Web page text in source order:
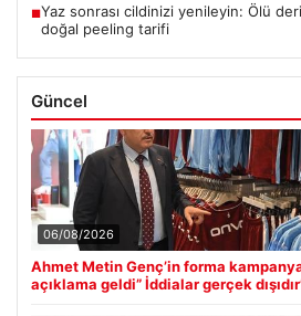
■Yaz sonrası cildinizi yenileyin: Ölü
doğal peeling tarifi
Güncel
06/08/2026
Ahmet Metin Genç’in forma
açıklama geldi” İddialar gerçek